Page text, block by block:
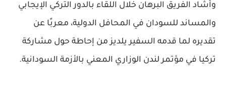
وأشاد الفريق البرهان خلال اللقاء بالدور التركي الإيجابي
والمساند للسودان في المحافل الدولية، معربًا عن
تقديره لما قدمه السفير يلديز من إحاطة حول مشاركة
تركيا في مؤتمر لندن الوزاري المعني بالأزمة السودانية.